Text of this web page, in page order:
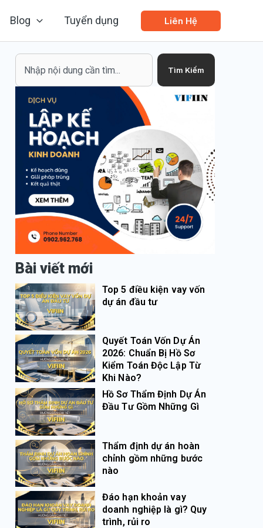
Blog Tuyển dụng Liên Hệ
Tìm Kiếm
Bài viết mới
Top 5 điều kiện vay vốn
dự án đầu tư
Quyết Toán Vốn Dự Án
2026: Chuẩn Bị Hồ Sơ
Kiểm Toán Độc Lập Từ
Khi Nào?
Hồ Sơ Thẩm Định Dự Án
Đầu Tư Gồm Những Gì
Thẩm định dự án hoàn
chỉnh gồm những bước
nào
Đáo hạn khoản vay
doanh nghiệp là gì? Quy
trình, rủi ro